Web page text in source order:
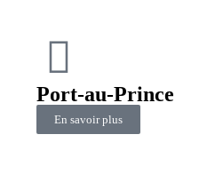
Port-au-Prince
En savoir plus